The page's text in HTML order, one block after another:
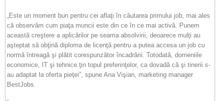
„Este un moment bun pentru cei aflaţi în căutarea primului job, mai ales
că observăm cum piaţa muncii este din ce în ce mai activă. Punem
această creştere a aplicărilor pe seama absolvirii, deoarece mulţi au
aşteptat să obţină diploma de licenţă pentru a putea accesa un job cu
normă întreagă şi plătit corespunzător încadrării. Totodată, domeniile
economice, IT şi tehnice ţin topul preferinţelor, ca dovadă că şi tinerii s-
au adaptat la oferta pieţei”, spune Ana Vişian, marketing manager
BestJobs.